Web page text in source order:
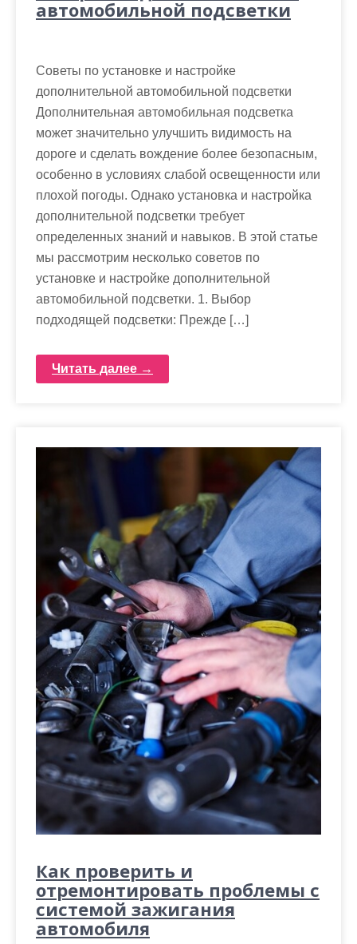
автомобильной подсветки
Советы по установке и настройке
дополнительной автомобильной подсветки
Дополнительная автомобильная подсветка
может значительно улучшить видимость на
дороге и сделать вождение более безопасным,
особенно в условиях слабой освещенности или
плохой погоды. Однако установка и настройка
дополнительной подсветки требует
определенных знаний и навыков. В этой статье
мы рассмотрим несколько советов по
установке и настройке дополнительной
автомобильной подсветки. 1. Выбор
подходящей подсветки: Прежде […]
Читать далее →
Как проверить и
отремонтировать проблемы с
системой зажигания
автомобиля